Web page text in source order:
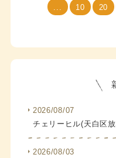
...
10 20
2026/08/07
チェリーヒル(天白区
2026/08/03